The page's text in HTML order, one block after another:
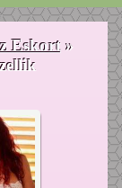
Eskort »